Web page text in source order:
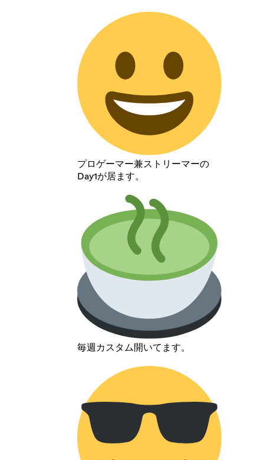
プロゲーマー兼ストリーマーの
Day1が居ます。
毎週カスタム開いてます。